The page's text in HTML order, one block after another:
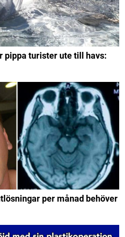
pippa turister ute till havs:
per månad behöver